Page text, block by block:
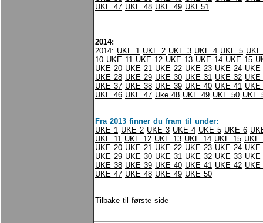
UKE 47 UKE 48 UKE 49 UKE51
2014:
2014: UKE 1 UKE 2 UKE 3 UKE 4 UKE 5
10 UKE 11 UKE 12 UKE 13 UKE 14 UKE 15
UKE 20 UKE 21 UKE 22 UKE 23 UKE 24 UKE
UKE 28 UKE 29 UKE 30 UKE 31 UKE 32 UKE
UKE 37 UKE 38 UKE 39 UKE 40 UKE 41 UKE
UKE 46 UKE 47 Uke 48 UKE 49 UKE 50 UKE
Fra 2013 finner du fram til under:
UKE 1 UKE 2 UKE 3 UKE 4 UKE 5 UKE 6
UKE 11 UKE 12 UKE 13 UKE 14 UKE 15 UKE
UKE 20 UKE 21 UKE 22 UKE 23 UKE 24 UKE
UKE 29 UKE 30 UKE 31 UKE 32 UKE 33 UKE
UKE 38 UKE 39 UKE 40 UKE 41 UKE 42 UKE
UKE 47 UKE 48 UKE 49 UKE 50
Tilbake til første side